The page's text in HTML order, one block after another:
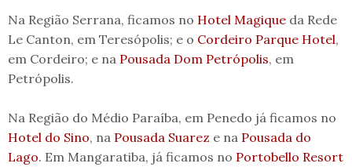
Na Região Serrana, ficamos no Hotel Magique da Rede
Le Canton, em Teresópolis; e o Cordeiro Parque Hotel,
em Cordeiro; e na Pousada Dom Petrópolis, em
Petrópolis.
Na Região do Médio Paraíba, em Penedo já ficamos no
Hotel do Sino, na Pousada Suarez e na Pousada do
Lago. Em Mangaratiba, já ficamos no Portobello Resort